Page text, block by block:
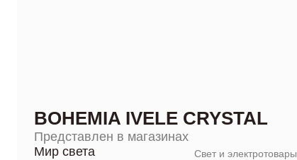
BOHEMIA IVELE CRYSTAL
Представлен в магазинах
Мир света
Свет и электротовары